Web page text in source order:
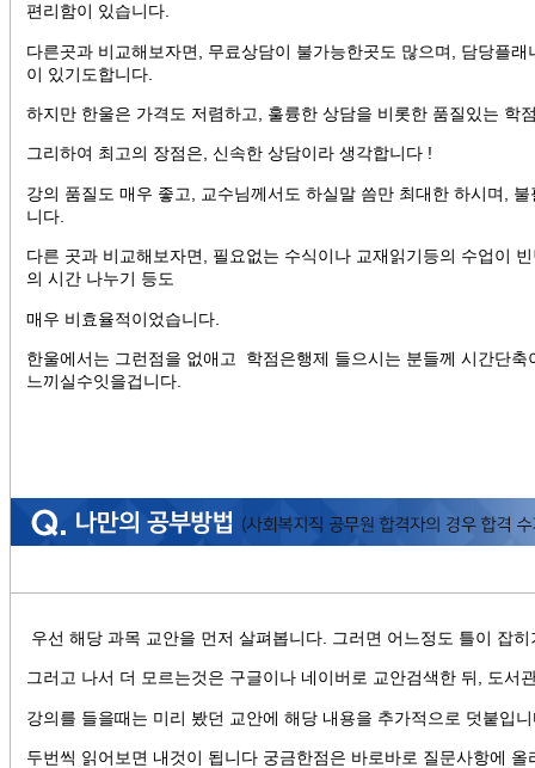
편리함이 있습니다.
다른곳과 비교해보자면, 무료상담이 불가능한곳도 많으며, 담당플
이 있기도합니다.
하지만 한울은 가격도 저렴하고, 훌륭한 상담을 비롯한 품질있는 학
그리하여 최고의 장점은, 신속한 상담이라 생각합니다 !
강의 품질도 매우 좋고, 교수님께서도 하실말 씀만 최대한 하시며,
니다.
다른 곳과 비교해보자면, 필요없는 수식이나 교재읽기등의 수업이
의 시간 나누기 등도
매우 비효율적이었습니다.
한울에서는 그런점을 없애고 학점은행제 들으시는 분들께 시간단
느끼실수잇을겁니다.
우선 해당 과목 교안을 먼저 살펴봅니다. 그러면 어느정도 틀이 잡
그러고 나서 더 모르는것은 구글이나 네이버로 교안검색한 뒤, 도서
강의를 들을때는 미리 봤던 교안에 해당 내용을 추가적으로 덧붙입
두번씩 읽어보면 내것이 됩니다 궁금한점은 바로바로 질문사항에